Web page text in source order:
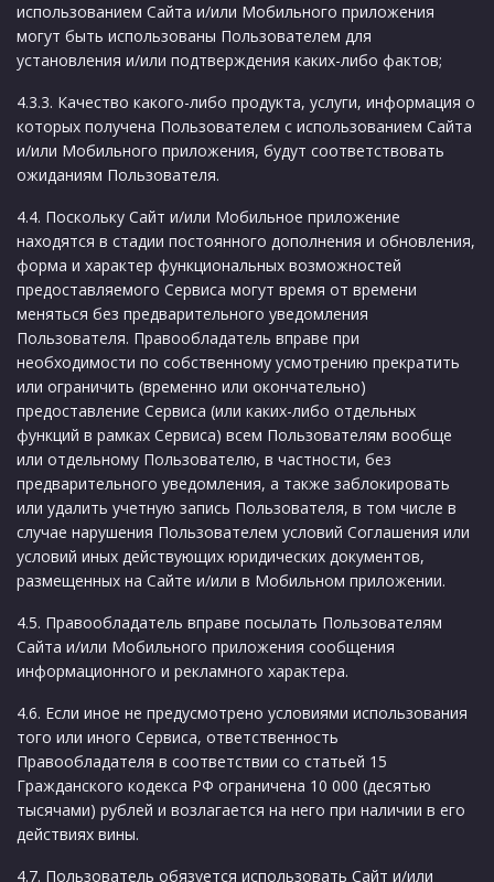
использованием Сайта и/или Мобильного приложения
могут быть использованы Пользователем для
установления и/или подтверждения каких-либо фактов;
4.3.3. Качество какого-либо продукта, услуги, информация о
которых получена Пользователем с использованием Сайта
и/или Мобильного приложения, будут соответствовать
ожиданиям Пользователя.
4.4. Поскольку Сайт и/или Мобильное приложение
находятся в стадии постоянного дополнения и обновления,
форма и характер функциональных возможностей
предоставляемого Сервиса могут время от времени
меняться без предварительного уведомления
Пользователя. Правообладатель вправе при
необходимости по собственному усмотрению прекратить
или ограничить (временно или окончательно)
предоставление Сервиса (или каких-либо отдельных
функций в рамках Сервиса) всем Пользователям вообще
или отдельному Пользователю, в частности, без
предварительного уведомления, а также заблокировать
или удалить учетную запись Пользователя, в том числе в
случае нарушения Пользователем условий Соглашения или
условий иных действующих юридических документов,
размещенных на Сайте и/или в Мобильном приложении.
4.5. Правообладатель вправе посылать Пользователям
Сайта и/или Мобильного приложения сообщения
информационного и рекламного характера.
4.6. Если иное не предусмотрено условиями использования
того или иного Сервиса, ответственность
Правообладателя в соответствии со статьей 15
Гражданского кодекса РФ ограничена 10 000 (десятью
тысячами) рублей и возлагается на него при наличии в его
действиях вины.
4.7. Пользователь обязуется использовать Сайт и/или